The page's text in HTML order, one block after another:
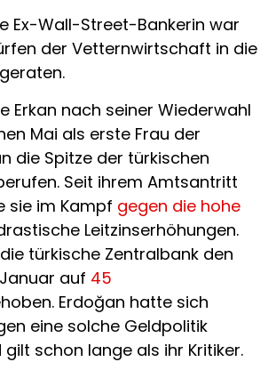
Ex-Wall-Street-Bankerin war
der Vetternwirtschaft in die
Erkan nach seiner Wiederwahl
Mai als erste Frau der
die Spitze der türkischen
Seit ihrem Amtsantritt
sie im Kampf gegen die hohe
Leitzinserhöhungen.
türkische Zentralbank den
auf 45
Erdoğan hatte sich
eine solche Geldpolitik
schon lange als ihr Kritiker.